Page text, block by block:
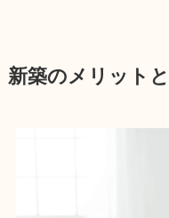
新築のメリット